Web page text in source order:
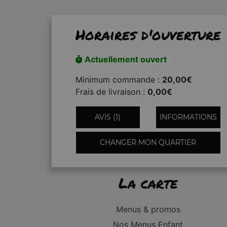
Horaires d'ouverture
Actuellement ouvert
Minimum commande : 20,00€
Frais de livraison : 0,00€
AVIS (1) INFORMATIONS
CHANGER MON QUARTIER
La carte
Menus & promos
Nos Menus Enfant